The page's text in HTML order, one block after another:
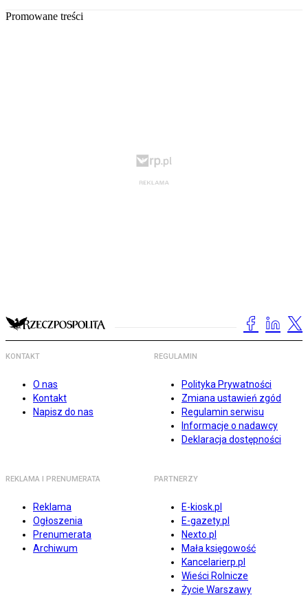
Promowane treści
KONTAKT
O nas
Kontakt
Napisz do nas
REGULAMIN
Polityka Prywatności
Zmiana ustawień zgód
Regulamin serwisu
Informacje o nadawcy
Deklaracja dostępności
REKLAMA I PRENUMERATA
Reklama
Ogłoszenia
Prenumerata
Archiwum
PARTNERZY
E-kiosk.pl
E-gazety.pl
Nexto.pl
Mała księgowość
Kancelarierp.pl
Wieści Rolnicze
Życie Warszawy